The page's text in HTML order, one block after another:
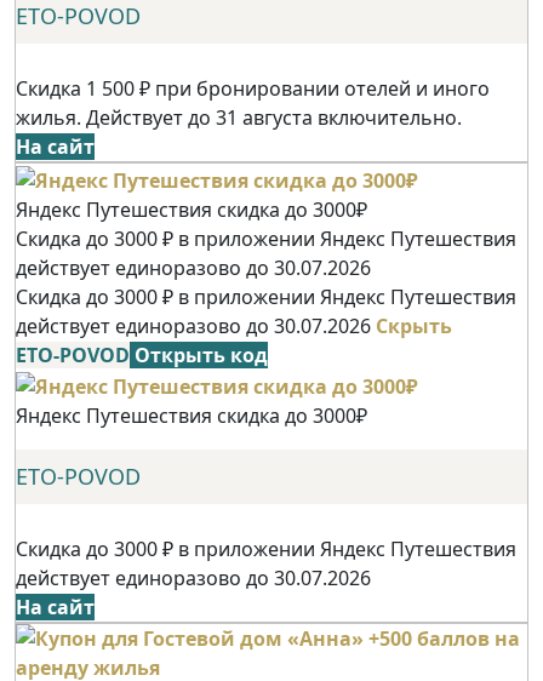
ETO-POVOD
Скидка 1 500 ₽ при бронировании отелей и иного
жилья. Действует до 31 августа включительно.
На сайт
Яндекс Путешествия скидка до 3000₽
Скидка до 3000 ₽ в приложении Яндекс Путешествия
действует единоразово до 30.07.2026
Скидка до 3000 ₽ в приложении Яндекс Путешествия
действует единоразово до 30.07.2026 Скрыть
ETO-POVOD Открыть код
Яндекс Путешествия скидка до 3000₽
ETO-POVOD
Скидка до 3000 ₽ в приложении Яндекс Путешествия
действует единоразово до 30.07.2026
На сайт